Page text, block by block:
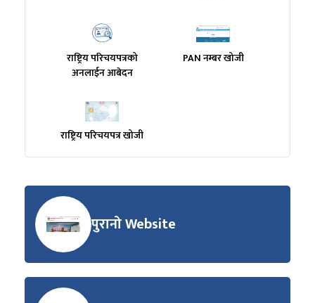
राष्ट्रिय परिचयपत्रको
अनलाईन आबेदन
PAN नम्बर खोजी
राष्ट्रिय परिचयपत्र खोजी
पुरानो Website